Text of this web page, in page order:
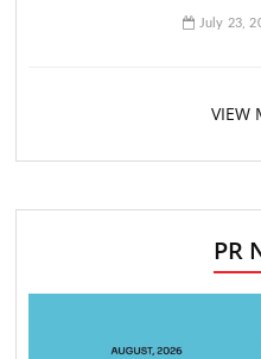
July 23,
VIEW
PR